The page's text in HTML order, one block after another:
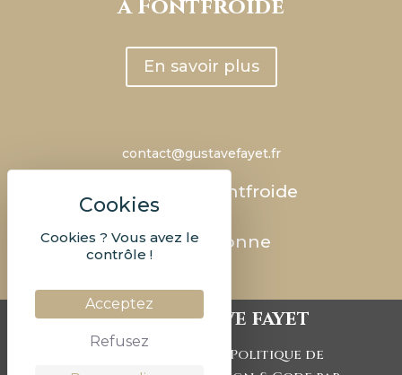
Cookies ? Vous avez le
contrôle !
Acceptez
Refusez
à Fontfroide
En savoir plus
contact@gustavefayet.fr
Abbaye de Fontfroide
11100 Narbonne
©2023 Gustave fayet
Politique de